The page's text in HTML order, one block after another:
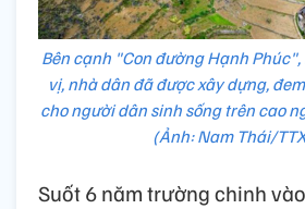
Bên cạnh "Con đường Hạnh
vị, nhà dân đã được xây dựng,
cho người dân sinh sống trên cao
(Ảnh: Nam Thái/
Suốt 6 năm trường chinh